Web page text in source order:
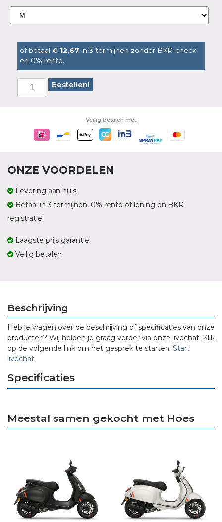
of betaal € 12,67 in 3 termijnen zonder BKR-check
en 0% rente.
Bestellen!
Veilig betalen met
ONZE VOORDELEN
Levering aan huis
Betaal in 3 termijnen, 0% rente of lening en BKR
registratie!
Laagste prijs garantie
Veilig betalen
Beschrijving
Heb je vragen over de beschrijving of specificaties van onze
producten? Wij helpen je graag verder via onze livechat. Klik
op de volgende link om het gesprek te starten: Start
livechat
Specificaties
Meestal samen gekocht met Hoes